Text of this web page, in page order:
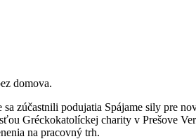
domova.
zúčastnili podujatia Spájame sily pre
Gréckokatolíckej charity v Prešove
na pracovný trh.